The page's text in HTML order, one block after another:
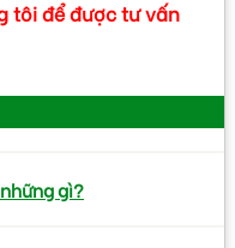
tôiđể đượctư vấn
gì?